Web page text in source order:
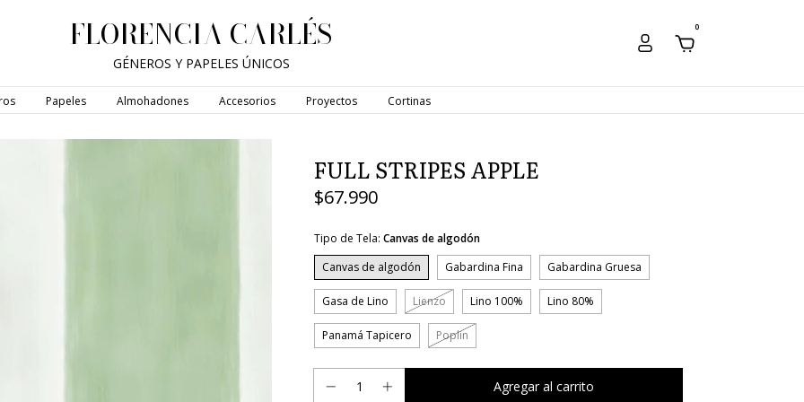
FLORENCIA CARLÉS
GÉNEROS Y PAPELES ÚNICOS
0
Papeles Almohadones Accesorios Proyectos Cortinas
FULL STRIPES APPLE
$67.990
Tipo de Tela: Canvas de algodón
Canvas de algodón
Gabardina Fina Gabardina Gruesa
Gasa de Lino Lienzo Lino 100% Lino 80%
Panamá Tapicero Poplin